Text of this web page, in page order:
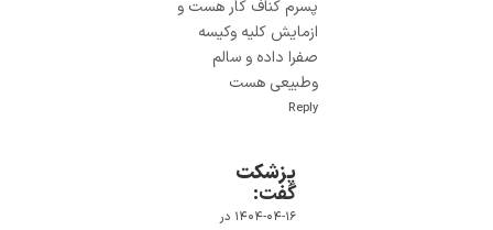
پسرم کناف کار هست و
ازمایش کلیه وکیسه
صفرا داده و سالم
وطبیعی هست
Reply
پزشکت
گفت:
۱۴۰۴-۰۴-۱۶ در